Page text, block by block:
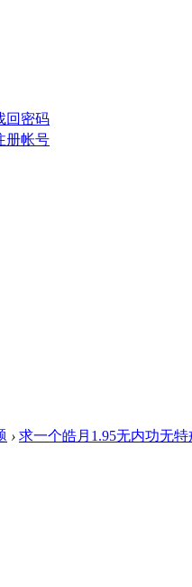
回密码
册帐号
› 求一个皓月1.95无内功无